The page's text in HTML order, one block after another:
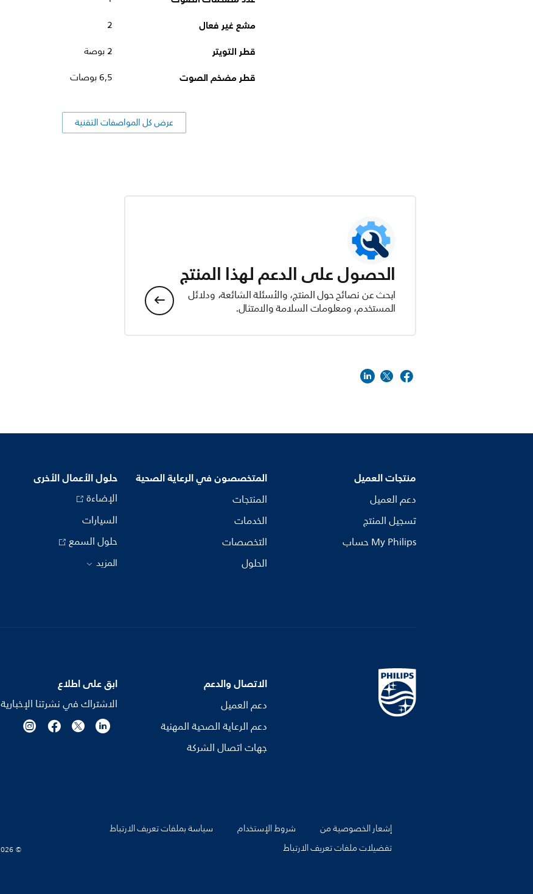
مشع غير فعال 2
قطر التويتر 2 بوصة
قطر مضخم الصوت 6,5 بوصات
عرض كل المواصفات التقنية
الحصول على الدعم لهذا المنتج
ابحث عن نصائح حول المنتج، والأسئلة الشائعة، ودلائل
المستخدم، ومعلومات السلامة والامتثال.
منتجات العميل
دعم العميل
تسجيل المنتج
My Philips حساب
المتخصصون في الرعاية الصحية
المنتجات
الخدمات
التخصصات
الحلول
حلول الأعمال الأخرى
الإضاءة
السيارات
حلول السمع
المزيد
الاتصال والدعم
دعم العميل
دعم الرعاية الصحية المهنية
جهات اتصال الشركة
ابق على اطلاع
الاشتراك في نشرتنا الإخبارية
إشعار الخصوصية من شروط الإستخدام
سياسة بملفات تعريف الارتباط
تفضيلات ملفات تعريف الارتباط
© Koninklijke Philips N.V., 2004 - 2026. كل الحقوق محفوظة.